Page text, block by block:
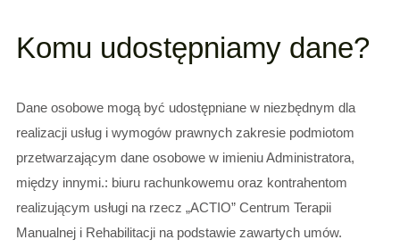
Komu udostępniamy dane?
Dane osobowe mogą być udostępniane w niezbędnym dla
realizacji usług i wymogów prawnych zakresie podmiotom
przetwarzającym dane osobowe w imieniu Administratora,
między innymi.: biuru rachunkowemu oraz kontrahentom
realizującym usługi na rzecz „ACTIO” Centrum Terapii
Manualnej i Rehabilitacji na podstawie zawartych umów.